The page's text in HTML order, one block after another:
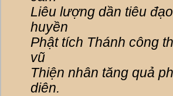
Liêu lượng dần tiêu
huyền
Phật tích Thánh công
vũ
Thiện nhân tăng quả
diên.